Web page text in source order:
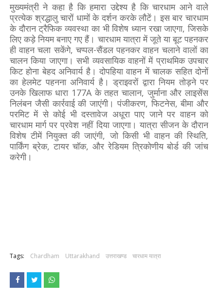
मुख्यमंत्री ने कहा है कि हमारा उद्देश्य है कि चारधाम आने वाले
प्रत्येक श्रद्धालु चारों धामों के दर्शन करके लौटें। इस बार चारधाम
के दौरान ट्रैफिक व्यवस्था का भी विशेष ध्यान रखा जाएगा, जिसके
लिए कड़े नियम बनाए गए हैं। चारधाम यात्रा में जूते या बूट पहनकर
ही वाहन चला सकेंगे, चप्पल-सैंडल पहनकर वाहन चलाने वालों का
चालन किया जाएगा। सभी व्यवसायिक वाहनों में प्राथमिक उपचार
किट होना बेहद अनिवार्य है। दोपहिया वाहन में चालक सहित दोनों
का हेलमेट पहनना अनिवार्य है। ड्राइवरों द्वारा नियम तोड़ने पर
उनके खिलाफ धारा 177A के तहत चालान, जुर्माना और लाइसेंस
निलंबन जैसी कार्रवाई की जाएंगी। पंजीकरण, फिटनेस, बीमा और
परमिट में से कोई भी दस्तावेज अधूरा पाए जाने पर वाहन को
चारधाम मार्ग पर प्रवेश नहीं दिया जाएगा। यात्रा सीजन के दौरान
विशेष टीमें नियुक्त की जाएंगी, जो किसी भी वाहन की स्थिति,
पार्किंग ब्रेक, टायर चॉक, और रेडियम त्रिकोणीय बोर्ड की जांच
करेगी।
Tags: Chardham Uttarakhand उत्तराखण्ड चारधाम यात्रा